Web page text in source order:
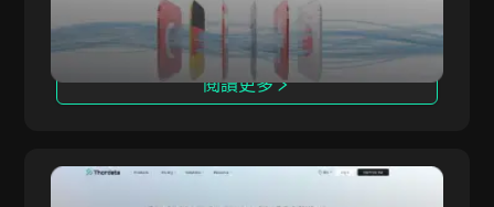
閱讀更多
Thordata